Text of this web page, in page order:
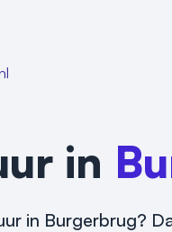
in
in Burgerbrug?